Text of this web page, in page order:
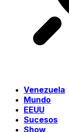
Venezuela
Mundo
EEUU
Sucesos
Show